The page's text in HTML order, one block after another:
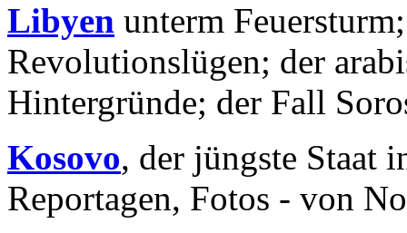
Libyen unterm
Revolutionslügen; der
Hintergründe; der Fall
Kosovo, der jüngste Staat
Reportagen, Fotos - von